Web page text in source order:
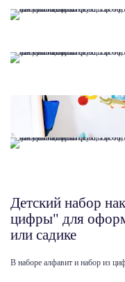
Детский набор
цифры" для
или садике
В наборе алфавит и набор из